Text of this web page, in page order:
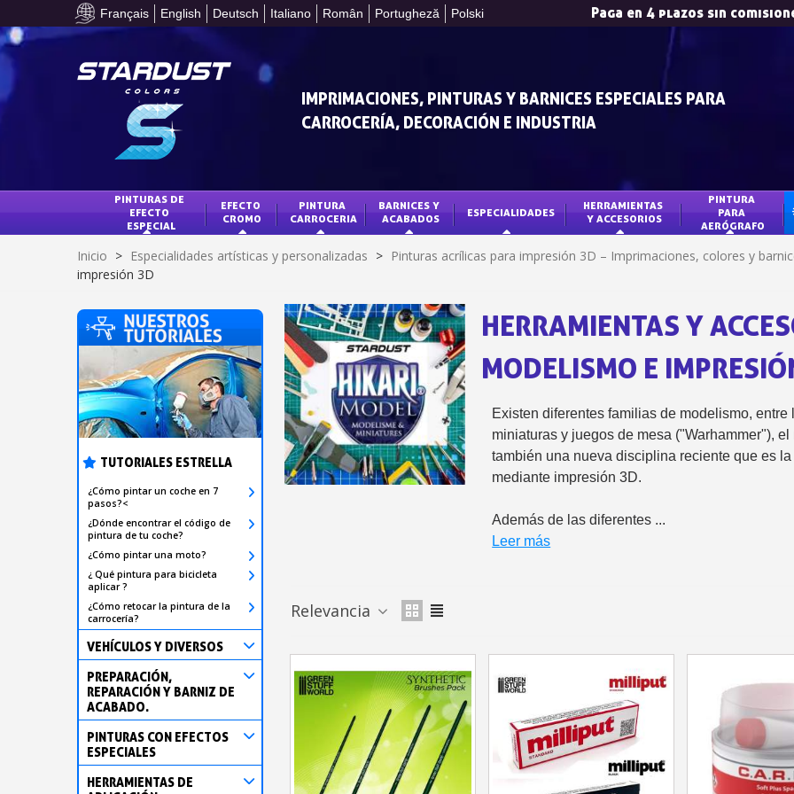
Français English Deutsch Italiano Român Portugheză Polski Paga en 4 plazos sin
Suscríbete al
Entrega en un
Obtenga su presupuesto
Comparte tus
Gana puntos de
5 € de
Cupón de 10 €
Cupón de 10 €
Suscríbete al
IMPRIMACIONES, PINTURAS Y BARNICES ESPECIALES PARA
CARROCERÍA, DECORACIÓN E INDUSTRIA
PINTURAS DE
EFECTO
ESPECIAL
EFECTO
CROMO
PINTURA
CARROCERIA
BARNICES Y
ACABADOS
ESPECIALIDADES
HERRAMIENTAS
Y ACCESORIOS
PINTURA
PARA
AERÓGRAFO
Inicio > Especialidades artísticas y personalizadas > Pinturas acrílicas para impresión 3D – Imprimaciones, colores y
impresión 3D
TUTORIALES ESTRELLA
¿Cómo pintar un coche en 7
pasos?<
¿Dónde encontrar el código de
pintura de tu coche?
¿Cómo pintar una moto?
¿ Qué pintura para bicicleta
aplicar ?
¿Cómo retocar la pintura de la
carrocería?
VEHÍCULOS Y DIVERSOS
PREPARACIÓN,
REPARACIÓN Y BARNIZ DE
ACABADO.
PINTURAS CON EFECTOS
ESPECIALES
HERRAMIENTAS DE
HERRAMIENTAS Y
MODELISMO E
Existen diferentes familias de modelismo,
miniaturas y juegos de mesa ("Warhammer"),
también una nueva disciplina reciente que es
mediante impresión 3D.
Además de las diferentes ...
Leer más
Relevancia